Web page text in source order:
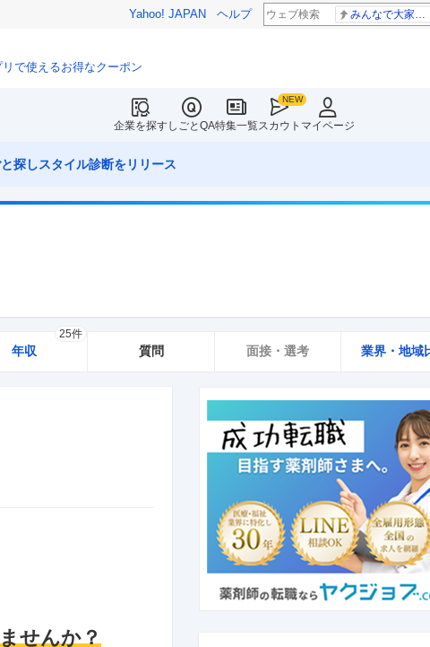
Yahoo! JAPAN ヘルプ
で使えるお得なクーポン
企業を探すしごとQA特集一覧スカウト マイページ
探しスタイル診断をリリース
年収
25件
質問 面接・選考 業界・地域
せんか？